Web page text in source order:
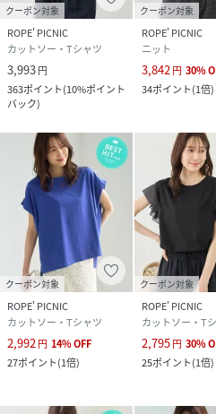
【モデル着用サイズ】
身長：165cm着用サイズ：F
【2026Spring/Summer】【
原産国
ブラック（01
｜サックス（
（64）：中国
素材
ブラック（01）
ロン 40% ポリ
エステル 100%
100%｜ホワイ
50% ナイロン
ン） ポリエス
ステル 100%｜
ヨン 50% ナイ
フォン） ポリ
リエステル
クーポン対象
ROPE' PICNIC
カットソー・Tシャツ
3,993円
363ポイント(10%ポイント
バック)
クーポン対象
ROPE' PICNIC
ニット
3,842円 30%
34ポイント(1倍)
クーポン対象
ROPE' PICNIC
カットソー・Tシャツ
2,992円 14%OFF
27ポイント(1倍)
クーポン対象
ROPE' PICNIC
カットソー・T
2,795円 30%
25ポイント(1倍)